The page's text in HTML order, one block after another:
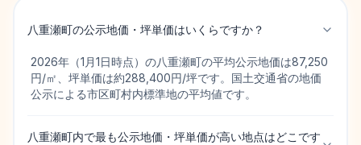
八重瀬町の公示地価・坪単価はいくらですか？
2026年（1月1日時点）の八重瀬町の平均公示地価は87,250
円/㎡、坪単価は約288,400円/坪です。国土交通省の地価
公示による市区町村内標準地の平均値です。
八重瀬町内で最も公示地価・坪単価が高い地点はどこです